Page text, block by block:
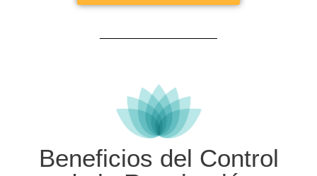
Beneficios del Control